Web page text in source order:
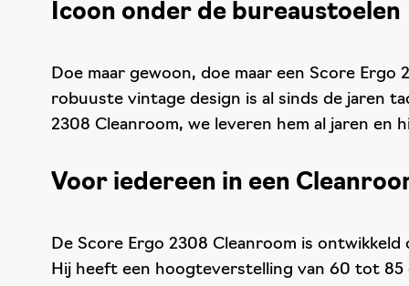
Icoon onder de bureaustoelen
Doe maar gewoon, doe maar een Score
robuuste vintage design is al sinds de jaren
2308 Cleanroom, we leveren hem al jaren en
Voor iedereen in een
De Score Ergo 2308 Cleanroom is
Hij heeft een hoogteverstelling van 60 tot 85